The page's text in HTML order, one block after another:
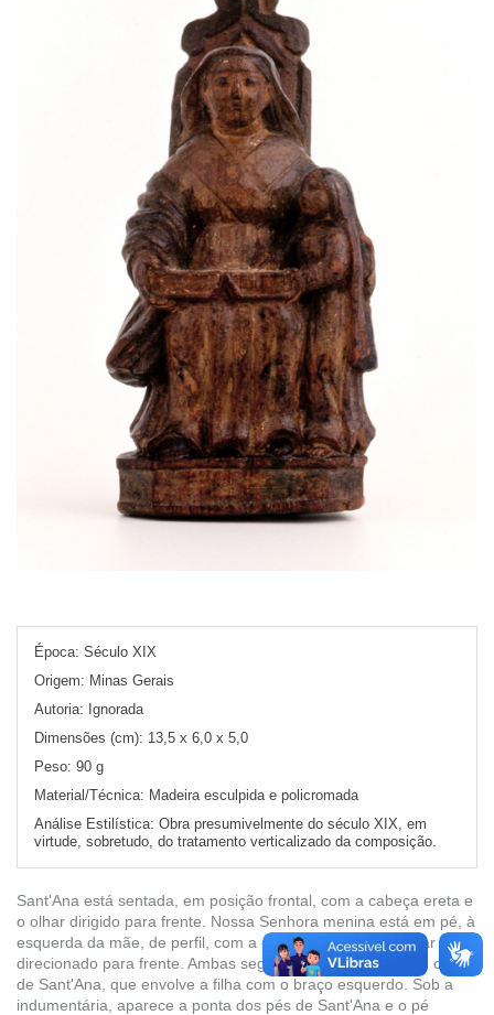
Época: Século XIX
Origem: Minas Gerais
Autoria: Ignorada
Dimensões (cm): 13,5 x 6,0 x 5,0
Peso: 90 g
Material/Técnica: Madeira esculpida e policromada
Análise Estilística: Obra presumivelmente do século XIX, em
virtude, sobretudo, do tratamento verticalizado da composição.
Sant'Ana está sentada, em posição frontal, com a cabeça ereta e
o olhar dirigido para frente. Nossa Senhora menina está em pé, à
esquerda da mãe, de perfil, com a cabeça erguida e o olhar
direcionado para frente. Ambas seguram livro aberto sobre o colo
de Sant'Ana, que envolve a filha com o braço esquerdo. Sob a
indumentária, aparece a ponta dos pés de Sant'Ana e o pé